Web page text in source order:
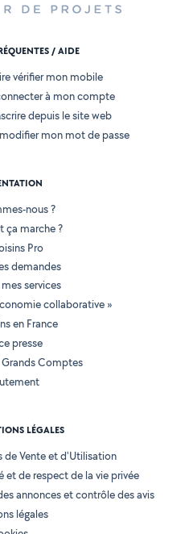
/ AIDE
vérifier mon mobile
à mon compte
depuis le site web
mon mot de passe
nous ?
ça marche ?
Pro
demandes
services
collaborative »
en France
presse
Grands Comptes
LÉGALES
de Vente et d'Utilisation
de respect de la vie privée
annonces et contrôle des avis
légales